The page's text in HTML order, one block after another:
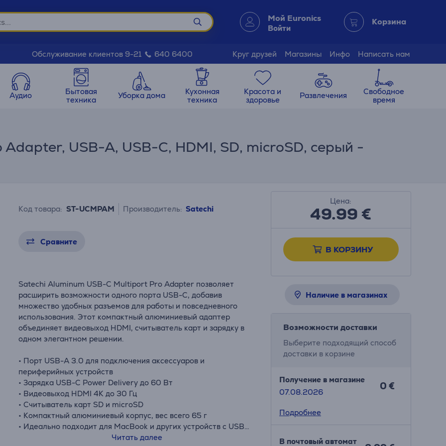
Мой Euronics
Войти
Корзина
Обслуживание клиентов 9-21 640 6400 Круг друзей Магазины Инфо Написать нам
Аудио
Бытовая
техника
Уборка дома
Кухонная
техника
Красота и
здоровье
Развлечения
Свободное
время
USB-A, USB-C, HDMI, SD, microSD, серый -
Код товара: ST-UCMPAM Производитель: Satechi
Сравните
Satechi Aluminum USB-C Multiport Pro Adapter позволяет
расширить возможности одного порта USB-C, добавив
множество удобных разъемов для работы и повседневного
использования. Этот компактный алюминиевый адаптер
объединяет видеовыход HDMI, считыватель карт и зарядку в
одном элегантном решении.
• Порт USB-A 3.0 для подключения аксессуаров и
периферийных устройств
• Зарядка USB-C Power Delivery до 60 Вт
• Видеовыход HDMI 4K до 30 Гц
• Считыватель карт SD и microSD
• Компактный алюминиевый корпус, вес всего 65 г
• Идеально подходит для MacBook и других устройств с USB-
Читать далее
Цена:
49.99€
В КОРЗИНУ
Наличие в магазинах
Возможности доставки
Выберите подходящий способ
доставки в корзине
Получение в магазине
07.08.2026
0 €
Подробнее
В почтовый автомат